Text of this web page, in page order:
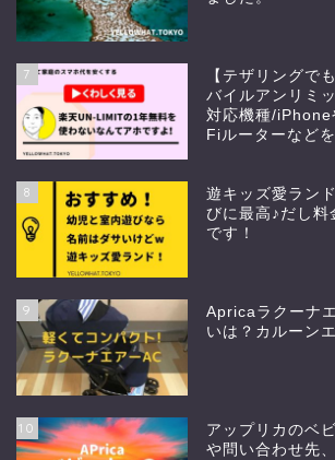
7
【テザリングで
バイルアンリミ
対応機種/
Fiルーターなど
8
遊キッズ愛ラン
びに最高♪だし料
です！
9
Apricaラクーナ
いは？カルーン
10
アップリカのベ
や問い合わせ先